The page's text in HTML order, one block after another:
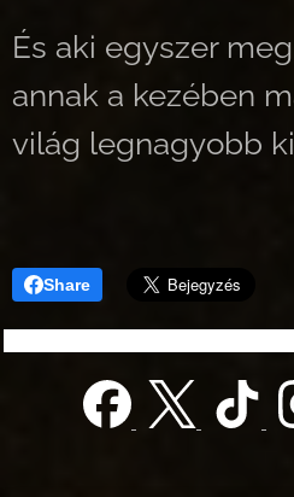
És aki egyszer
annak a kezében
világ legnagyobb
Share